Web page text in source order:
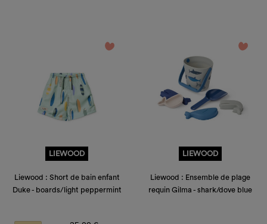
favorite_border
LIEWOOD
Liewood : Short de bain enfant
Duke - boards/light peppermint
Prix de base
Prix
favorite_border
LIEWOOD
Liewood : Ensemble de plage
requin Gilma - shark/dove blue